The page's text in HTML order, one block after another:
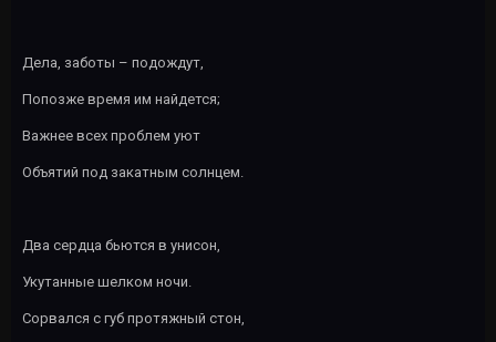
Дела, заботы – подождут,
Попозже время им найдется;
Важнее всех проблем уют
Объятий под закатным солнцем.
Два сердца бьются в унисон,
Укутанные шелком ночи.
Сорвался с губ протяжный стон,